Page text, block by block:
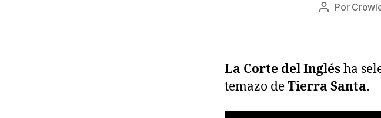
Autor
Por
La Corte del Inglésha
temazo deTierra Santa.